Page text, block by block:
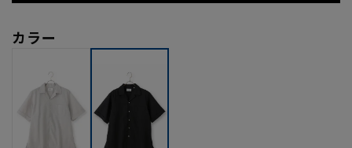
カラー